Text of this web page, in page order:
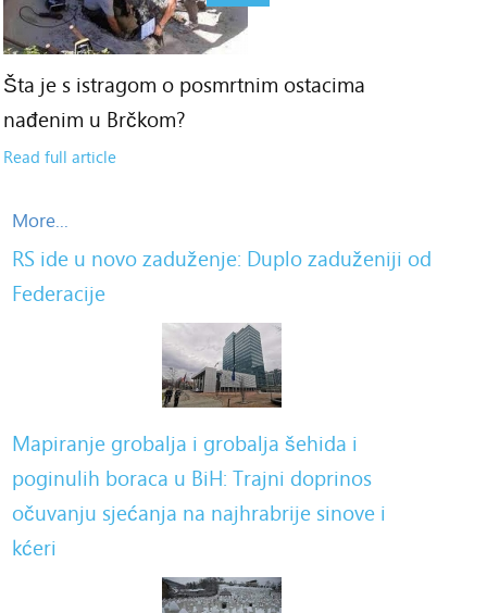
Šta je s istragom o posmrtnim ostacima
nađenim u Brčkom?
Read full article
More...
RS ide u novo zaduženje: Duplo zaduženiji od
Federacije
Mapiranje grobalja i grobalja šehida i
poginulih boraca u BiH: Trajni doprinos
očuvanju sjećanja na najhrabrije sinove i
kćeri